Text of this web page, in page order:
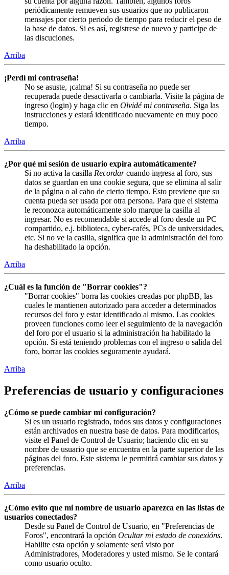
periódicamente remueven sus usuarios que no publicaron
mensajes por cierto periodo de tiempo para reducir el peso de
la base de datos. Si es así, registrese de nuevo y participe de
las discuciones.
Arriba
¡Perdí mi contraseña!
No se asuste, ¡calma! Si su contraseña no puede ser
recuperada puede desactivarla o cambiarla. Visite la página de
ingreso (login) y haga clic en Olvidé mi contraseña. Siga las
instrucciones y estará identificado nuevamente en muy poco
tiempo.
Arriba
¿Por qué mi sesión de usuario expira automáticamente?
Si no activa la casilla Recordarcuando ingresa al foro, sus
datos se guardan en una cookie segura, que se elimina al salir
de la página o al cabo de cierto tiempo. Esto previene que su
cuenta pueda ser usada por otra persona. Para que el sistema
le reconozca automáticamente solo marque la casilla al
ingresar. No es recomendable si accede al foro desde un PC
compartido, e.j. biblioteca, cyber-cafés, PCs de universidades,
etc. Si no ve la casilla, significa que la administración del foro
ha deshabilitado la opción.
Arriba
¿Cuál es la función de "Borrar cookies"?
"Borrar cookies" borra las cookies creadas por phpBB, las
cuales le mantienen autorizado para acceder a determinados
recursos del foro y estar identificado al mismo. Las cookies
proveen funciones como leer el seguimiento de la navegación
del foro por el usuario si la administración ha habilitado la
opción. Si está teniendo problemas con el ingreso o salida del
foro, borrar las cookies seguramente ayudará.
Arriba
Preferencias de usuario y configuraciones
¿Cómo se puede cambiar mi configuración?
Si es un usuario registrado, todos sus datos y configuraciones
están archivados en nuestra base de datos. Para modificarlos,
visite el Panel de Control de Usuario; haciendo clic en su
nombre de usuario que se encuentra en la parte superior de las
páginas del foro. Este sistema le permitirá cambiar sus datos y
preferencias.
Arriba
¿Cómo evito que mi nombre de usuario aparezca en las listas de
usuarios conectados?
Desde su Panel de Control de Usuario, en "Preferencias de
Foros", encontrará la opción Ocultar mi estado de conexións.
Habilite esta opción y solamente será visto por
Administradores, Moderadores y usted mismo. Se le contará
como usuario oculto.